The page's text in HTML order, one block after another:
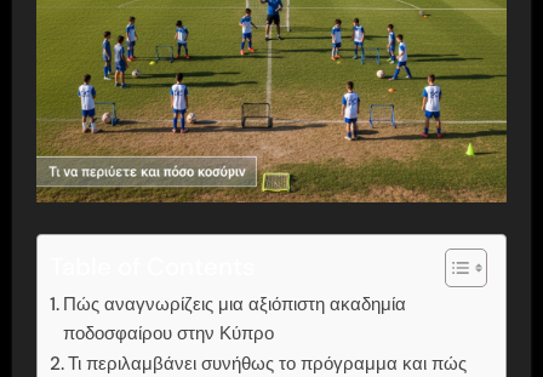
Πώς αναγνωρίζεις μια αξιόπιστη ακαδημία
ποδοσφαίρου στην Κύπρο
Τι περιλαμβάνει συνήθως το πρόγραμμα και πώς